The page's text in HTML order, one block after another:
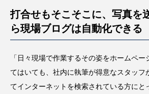
打合せもそこそこに、写真を
ら現場ブログは自動化できる
「日々現場で作業するその姿をホームペ
てはいても、社内に執筆が得意なスタッフ
てインターネットを検索されている方にと